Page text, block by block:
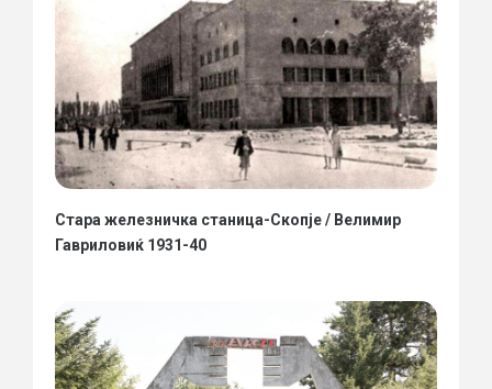
Стара железничка станица-Скопје / Велимир
Гавриловиќ 1931-40